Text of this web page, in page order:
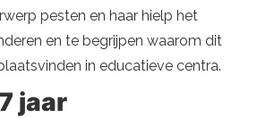
pesten en haar hielp het
en te begrijpen waarom dit
in educatieve centra.
jaar